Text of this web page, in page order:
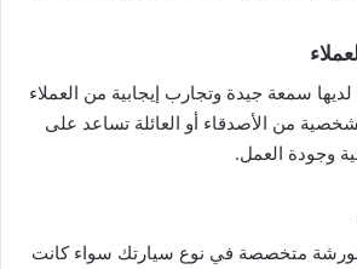
سمعة جيدة وتجارب إيجابية من العملاء
من الأصدقاء أو العائلة تساعد على
وجودة العمل.
متخصصة في نوع سيارتك سواء كانت